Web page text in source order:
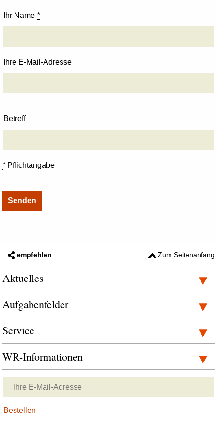
Ihr Name *
Ihre E-Mail-Adresse
Betreff
*Pflichtangabe
empfehlen Zum Seitenanfang
Aktuelles
Aufgabenfelder
Service
WR-Informationen